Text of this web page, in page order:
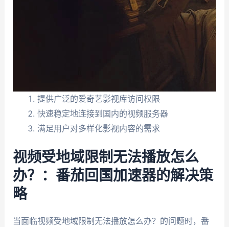
提供广泛的爱奇艺影视库访问权限
快速稳定地连接到国内的视频服务器
满足用户对多样化影视内容的需求
视频受地域限制无法播放怎么
办？：番茄回国加速器的解决策
略
当面临视频受地域限制无法播放怎么办？的问题时，番